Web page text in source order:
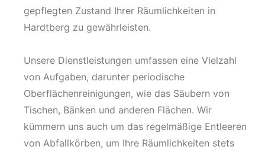
gepflegten Zustand Ihrer Räumlichkeiten in
Hardtberg zu gewährleisten.
Unsere Dienstleistungen umfassen eine Vielzahl
von Aufgaben, darunter periodische
Oberflächenreinigungen, wie das Säubern von
Tischen, Bänken und anderen Flächen. Wir
kümmern uns auch um das regelmäßige Entleeren
von Abfallkörben, um Ihre Räumlichkeiten stets